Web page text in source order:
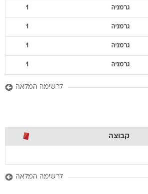
גרמניה 1
גרמניה 1
גרמניה 1
גרמניה 1
לרשימה המלאה
קבוצה
לרשימה המלאה